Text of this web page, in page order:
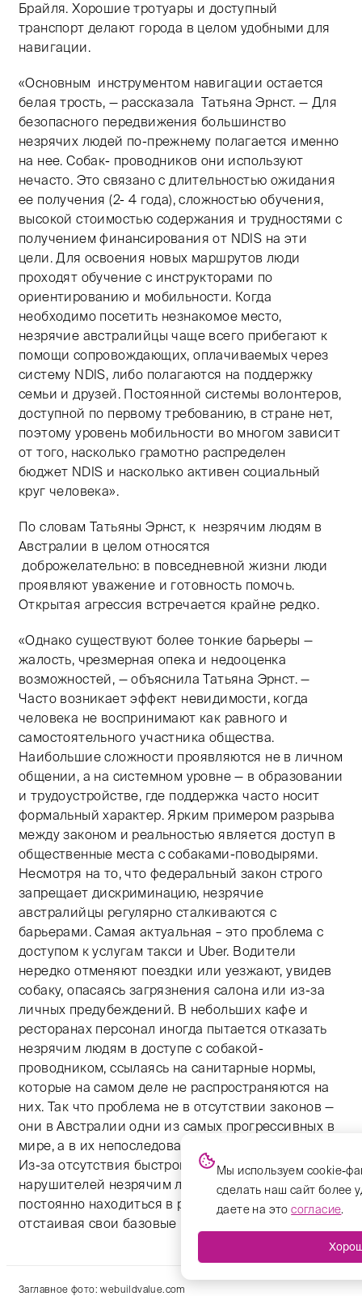
Брайля. Хорошие тротуары и доступный
транспорт делают города в целом удобными для
навигации.
«Основным инструментом навигации остается
белая трость, — рассказала Татьяна Эрнст. — Для
безопасного передвижения большинство
незрячих людей по-прежнему полагается именно
на нее. Собак- проводников они используют
нечасто. Это связано с длительностью ожидания
ее получения (2- 4 года), сложностью обучения,
высокой стоимостью содержания и трудностями с
получением финансирования от NDIS на эти
цели. Для освоения новых маршрутов люди
проходят обучение с инструкторами по
ориентированию и мобильности. Когда
необходимо посетить незнакомое место,
незрячие австралийцы чаще всего прибегают к
помощи сопровождающих, оплачиваемых через
систему NDIS, либо полагаются на поддержку
семьи и друзей. Постоянной системы волонтеров,
доступной по первому требованию, в стране нет,
поэтому уровень мобильности во многом зависит
от того, насколько грамотно распределен
бюджет NDIS и насколько активен социальный
круг человека».
По словам Татьяны Эрнст, к незрячим людям в
Австралии в целом относятся
доброжелательно: в повседневной жизни люди
проявляют уважение и готовность помочь.
Открытая агрессия встречается крайне редко.
«Однако существуют более тонкие барьеры —
жалость, чрезмерная опека и недооценка
возможностей, — объяснила Татьяна Эрнст. —
Часто возникает эффект невидимости, когда
человека не воспринимают как равного и
самостоятельного участника общества.
Наибольшие сложности проявляются не в личном
общении, а на системном уровне — в образовании
и трудоустройстве, где поддержка часто носит
формальный характер. Ярким примером разрыва
между законом и реальностью является доступ в
общественные места с собаками-поводырями.
Несмотря на то, что федеральный закон строго
запрещает дискриминацию, незрячие
австралийцы регулярно сталкиваются с
барьерами. Самая актуальная – это проблема с
доступом к услугам такси и Uber. Водители
нередко отменяют поездки или уезжают, увидев
собаку, опасаясь загрязнения салона или из-за
личных предубеждений. В небольших кафе и
ресторанах персонал иногда пытается отказать
незрячим людям в доступе с собакой-
проводником, ссылаясь на санитарные нормы,
которые на самом деле не распространяются на
них. Так что проблема не в отсутствии законов —
они в Австралии одни из самых прогрессивных в
мире, а в их непоследовательном исполнении.
Из-за отсутствия быстрого наказания для
нарушителей незрячим людям приходится
постоянно находиться в режиме борьбы,
отстаивая свои базовые права».
Заглавное фото: webuildvalue.com
Мы используем cookie-
сделать наш сайт более
даете на этосогласие.